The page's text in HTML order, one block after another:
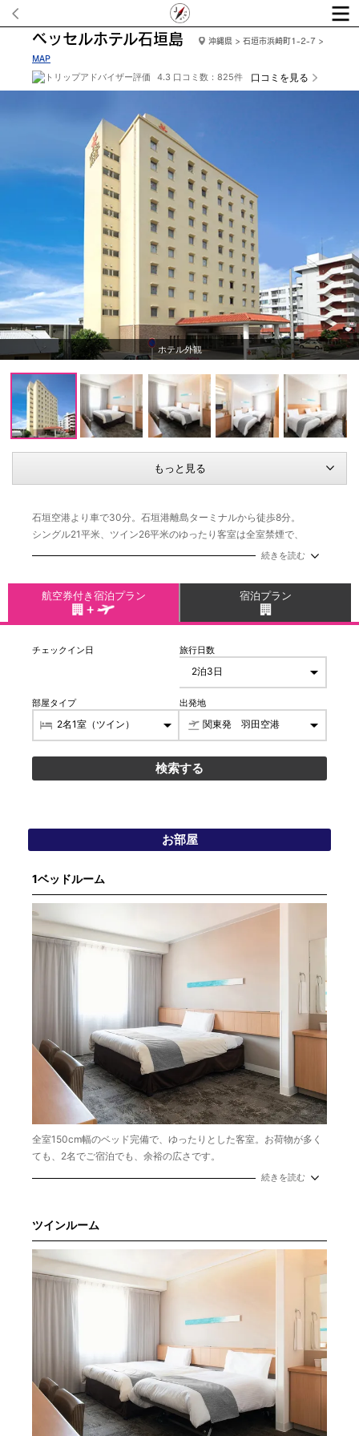
ベッセルホテル石垣島 沖縄県 > 石垣市浜崎町1-2-7 >
MAP
4.3 口コミ数：825件 口コミを見る
シングル、ダブル（一例
もっと見る
石垣空港より車で30分。石垣港離島ターミナルから徒歩8分。
シングル21平米、ツイン26平米のゆったり客室は全室禁煙で、
150cm幅のベッド。バス・トイレとは別に、鏡の大きな洗面台があ
すので、お子様連れの家族も安心しておくつろぎいただけます。
石垣の郷土料理を楽しむ朝食ビュッフェ "島朝ごはん"は、島豆腐、
ちゃんぷる、八重山そばなど、沖縄や石垣の郷土料理が盛りだくさ
しています。
続きを読む
航空券付き宿泊プラン 宿泊プラン
チェックイン日 旅行日数
部屋タイプ 出発地
お部屋
1ベッドルーム
全室150cm幅のベッド完備で、ゆったりとした客室。お荷物が多く
ても、2名でご宿泊でも、余裕の広さです。
ベッド／150㎝
続きを読む
ツインルーム